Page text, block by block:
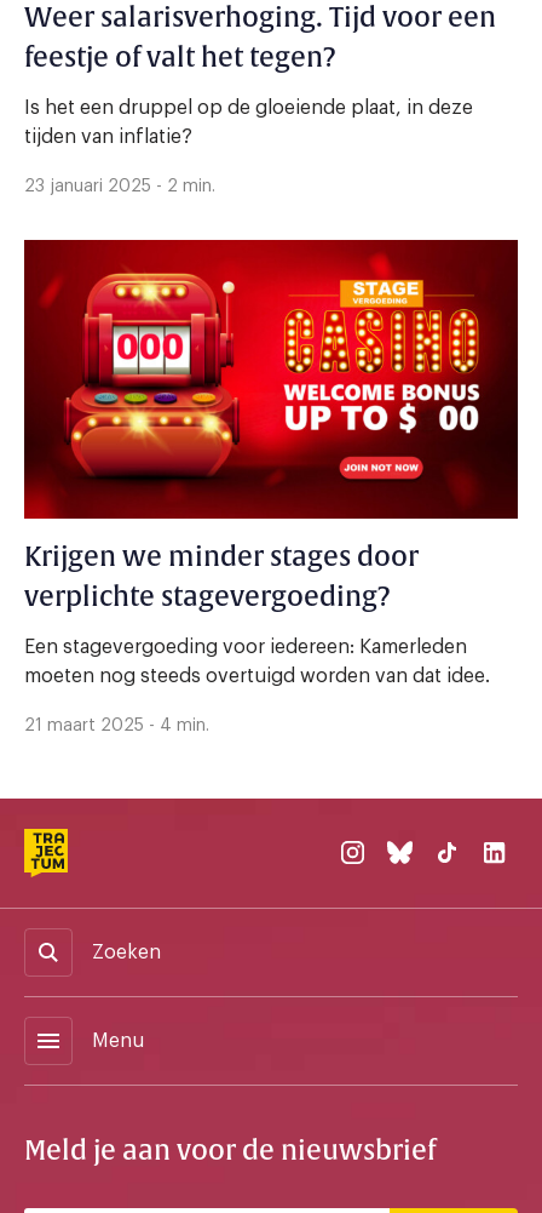
Weer salarisverhoging. Tijd voor een
feestje of valt het tegen?
Is het een druppel op de gloeiende plaat, in deze
tijden van inflatie?
23 januari 2025 - 2 min.
Krijgen we minder stages door
verplichte stagevergoeding?
Een stagevergoeding voor iedereen: Kamerleden
moeten nog steeds overtuigd worden van dat idee.
21 maart 2025 - 4 min.
Zoeken
menu Menu
Meld je aan voor de nieuwsbrief